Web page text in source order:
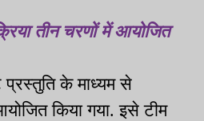
तीन चरणों में आयोजित
प्रस्तुति के माध्यम से
किया गया. इसे टीम